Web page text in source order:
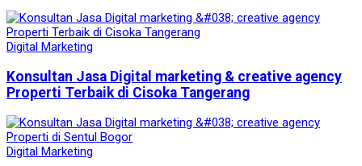
Digital Marketing
Konsultan Jasa Digital marketing & creative agency
Properti Terbaik di Cisoka Tangerang
Digital Marketing